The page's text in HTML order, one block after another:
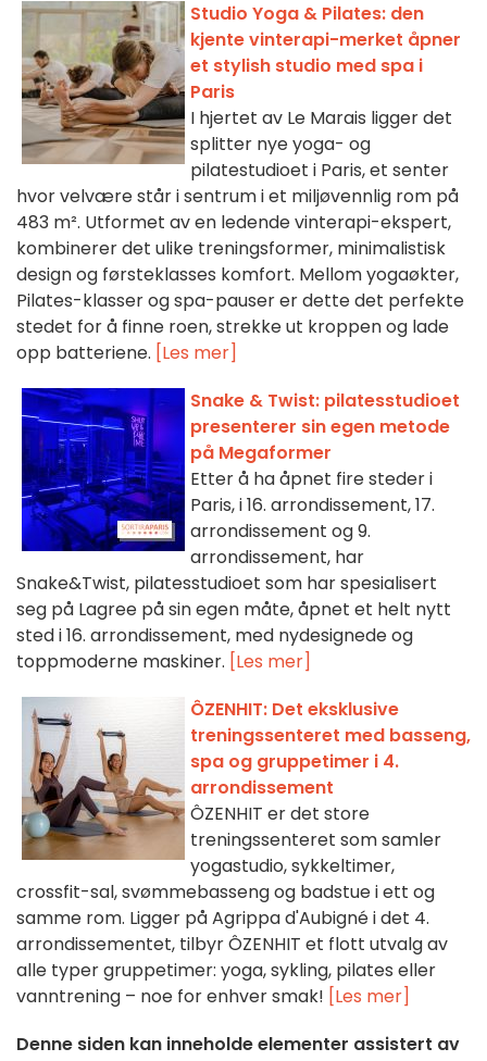
Studio Yoga & Pilates: den
kjente vinterapi-merket åpner
et stylish studio med spa i
Paris
I hjertet av Le Marais ligger det
splitter nye yoga- og
pilatestudioet i Paris, et senter
hvor velvære står i sentrum i et miljøvennlig rom på
483 m². Utformet av en ledende vin­terapi-ekspert,
kombinerer det ulike treningsformer, minimalistisk
design og førsteklasses komfort. Mellom yogaøkter,
Pilates-klasser og spa-pauser er dette det perfekte
stedet for å finne roen, strekke ut kroppen og lade
opp batteriene. [Les mer]
Snake & Twist: pilatesstudioet
presenterer sin egen metode
på Megaformer
Etter å ha åpnet fire steder i
Paris, i 16. arrondissement, 17.
arrondissement og 9.
arrondissement, har
Snake&Twist, pilatesstudioet som har spesialisert
seg på Lagree på sin egen måte, åpnet et helt nytt
sted i 16. arrondissement, med nydesignede og
toppmoderne maskiner. [Les mer]
ÔZENHIT: Det eksklusive
treningssenteret med basseng,
spa og gruppetimer i 4.
arrondissement
ÔZENHIT er det store
treningssenteret som samler
yogastudio, sykkeltimer,
crossfit-sal, svømmebasseng og badstue i ett og
samme rom. Ligger på Agrippa d'Aubigné i det 4.
arrondissementet, tilbyr ÔZENHIT et flott utvalg av
alle typer gruppetimer: yoga, sykling, pilates eller
vanntrening – noe for enhver smak! [Les mer]
Denne siden kan inneholde elementer assistert av